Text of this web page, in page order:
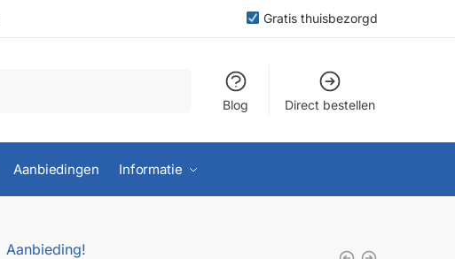
Gratis thuisbezorgd
Blog Direct bestellen
Aanbiedingen Informatie
Aanbieding!